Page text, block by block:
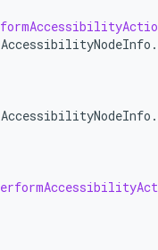
AccessibilityNodeInfo .
AccessibilityNodeInfo .